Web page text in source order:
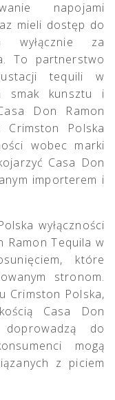
napojami
mieli dostęp do
wyłącznie za
To partnerstwo
tequili w
smak kunsztu i
Don Ramon
Crimston Polska
wobec marki
Casa Don
importerem i
wyłączności
Ramon Tequila w
które
stronom.
Crimston Polska,
Casa Don
doprowadzą do
mogą
z piciem